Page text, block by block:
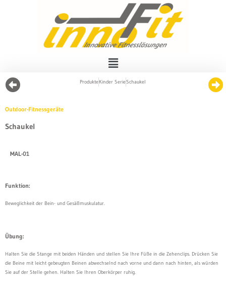
ProdukteKinder SerieSchaukel
Outdoor-Fitnessgeräte
Schaukel
MAL-01
Funktion:
Beweglichkeit der Bein- und Gesäßmuskulatur.
Übung:
Halten Sie die Stange mit beiden Händen und stellen Sie Ihre Füße in die Zehenclips. Drücken Sie
die Beine mit leicht gebeugten Beinen abwechselnd nach vorne und dann nach hinten, als würden
Sie auf der Stelle gehen. Halten Sie Ihren Oberkörper ruhig.